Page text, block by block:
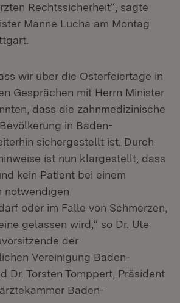
Rechtssicherheit“, sagte
Manne Lucha am Montag
wir über die Osterfeiertage in
Gesprächen mit Herrn Minister
dass die zahnmedizinische
in Baden-
sichergestellt ist. Durch
ist nun klargestellt, dass
kein Patient bei einem
notwendigen
oder im Falle von Schmerzen,
gelassen wird,“ so Dr. Ute
der
Vereinigung Baden-
Dr. Torsten Tomppert, Präsident
Baden-